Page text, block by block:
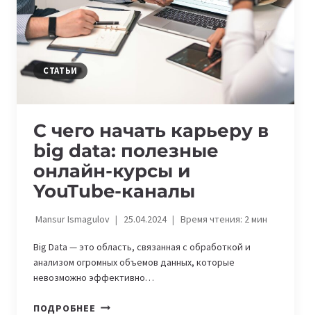
СТАТЬИ
С чего начать карьеру в
big data: полезные
онлайн-курсы и
YouTube-каналы
Mansur Ismagulov 25.04.2024 Время чтения: 2мин
Big Data — это область, связанная с обработкой и
анализом огромных объемов данных, которые
невозможно эффективно…
ПОДРОБНЕЕ С